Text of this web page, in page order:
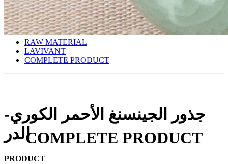
جذور الجينسنغ الأحمر الكوري-
الدر
PRODUCT
RAW MATERIAL
LAVIVANT
COMPLETE PRODUCT
COMPLETE PRODUCT